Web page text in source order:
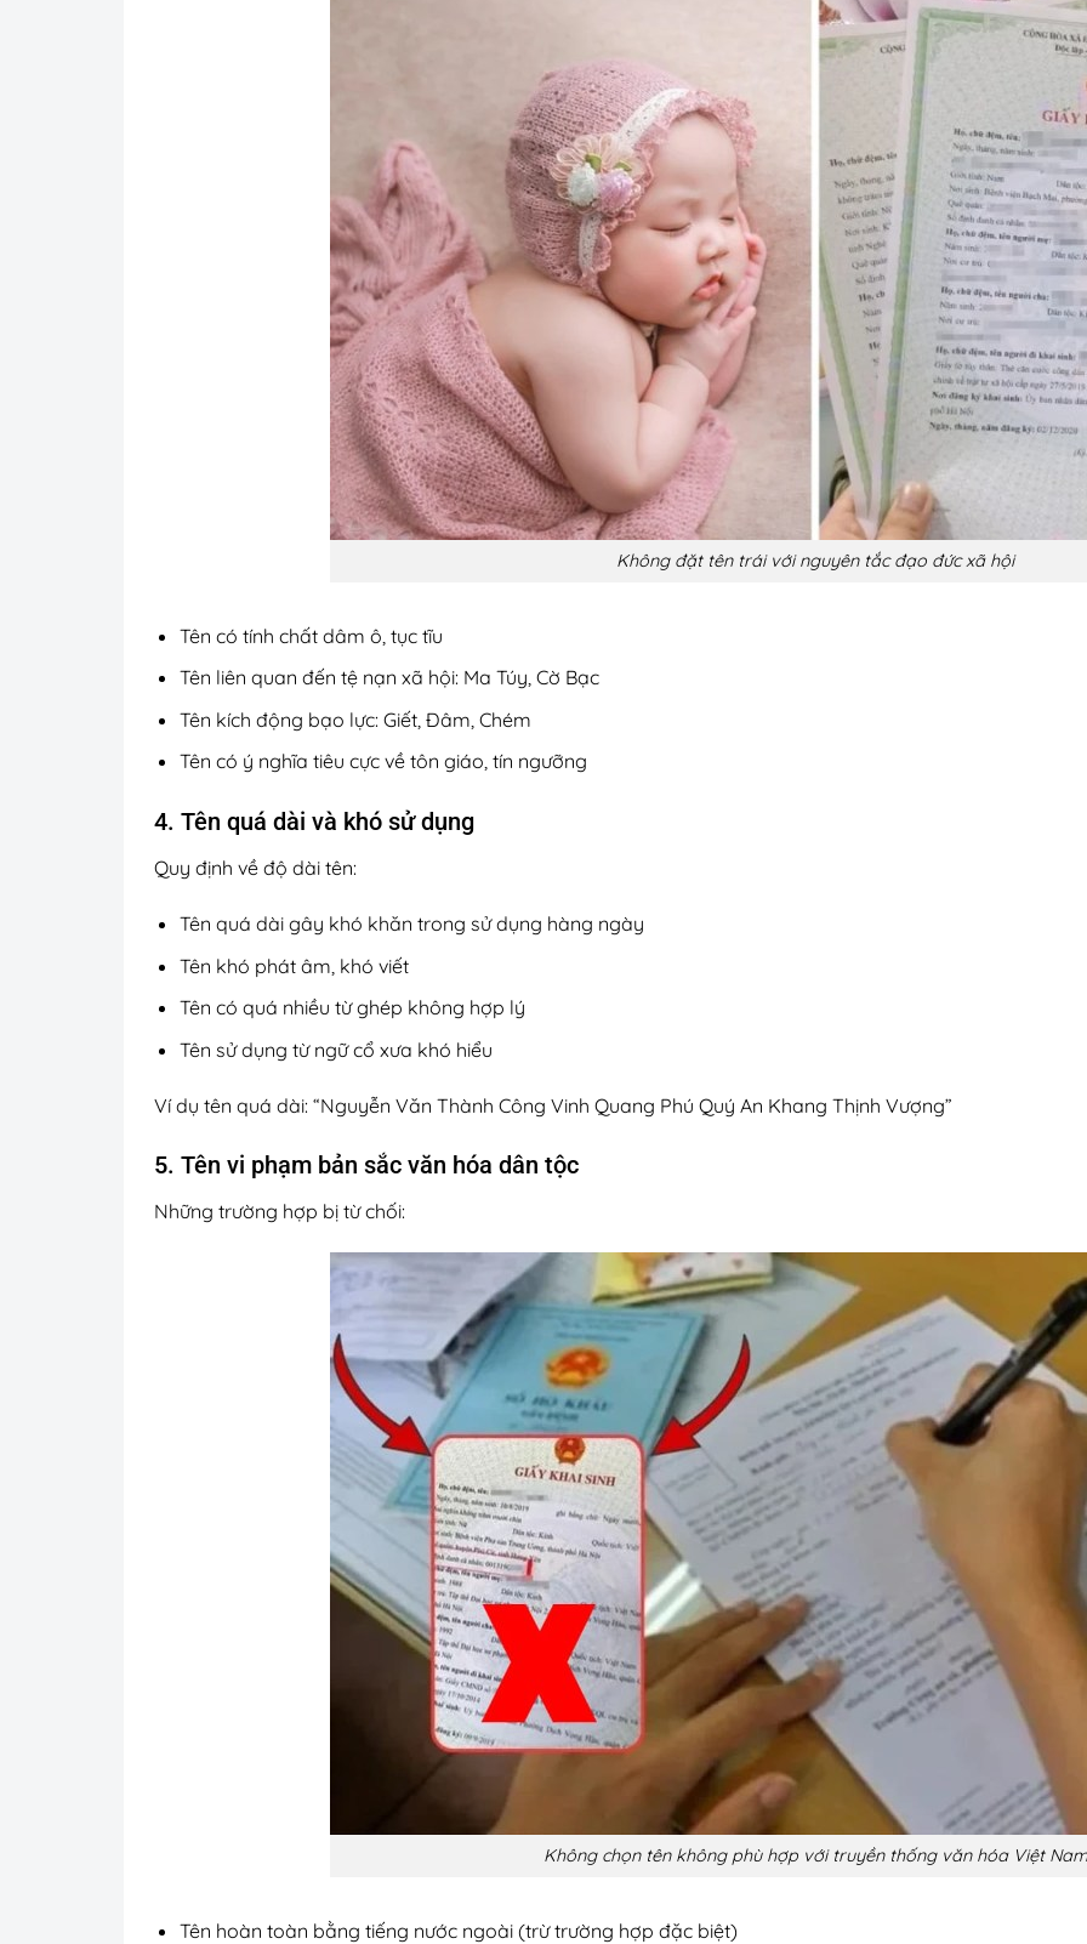
Không đặt tên trái với nguyên tắc đạo đức xã hội
Tên có tính chất dâm ô, tục tĩu
Tên liên quan đến tệ nạn xã hội: Ma Túy, Cờ Bạc
Tên kích động bạo lực: Giết, Đâm, Chém
Tên có ý nghĩa tiêu cực về tôn giáo, tín ngưỡng
4. Tên quá dài và khó sử dụng
Quy định về độ dài tên:
Tên quá dài gây khó khăn trong sử dụng hàng ngày
Tên khó phát âm, khó viết
Tên có quá nhiều từ ghép không hợp lý
Tên sử dụng từ ngữ cổ xưa khó hiểu
Ví dụ tên quá dài: “Nguyễn Văn Thành Công Vinh Quang Phú Quý An Khang Thịnh Vượng”
5. Tên vi phạm bản sắc văn hóa dân tộc
Những trường hợp bị từ chối:
Không chọn tên không phù hợp với truyền thống văn hóa Việt Nam
Tên hoàn toàn bằng tiếng nước ngoài (trừ trường hợp đặc biệt)